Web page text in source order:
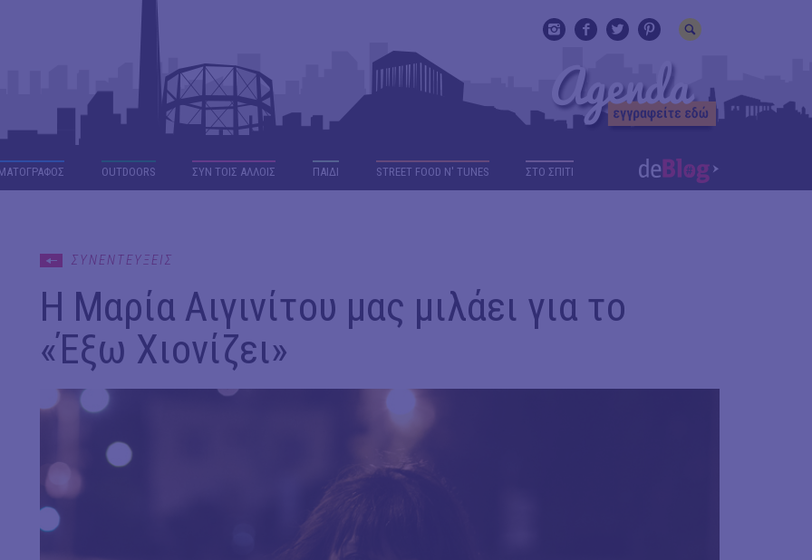
OUTDΟORS ΣΥΝ ΤΟΙΣ ΑΛΛΟΙΣ ΠΑΙΔΙ STREET FOOD N' TUNES ΣΤΟ ΣΠΙΤΙ
ΣΥΝΕΝΤΕΥΞΕΙΣ
Η Μαρία Αιγινίτου μας μιλάει για το
«Έξω Χιονίζει»